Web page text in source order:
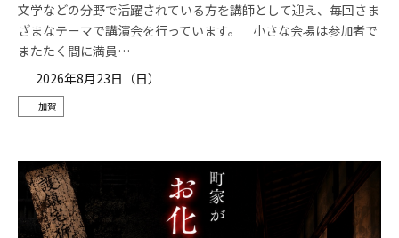
文学などの分野で活躍されている方を講師として迎え、毎回さま
ざまなテーマで講演会を行っています。 小さな会場は参加者で
またたく間に満員…
2026年8月23日（日）
加賀